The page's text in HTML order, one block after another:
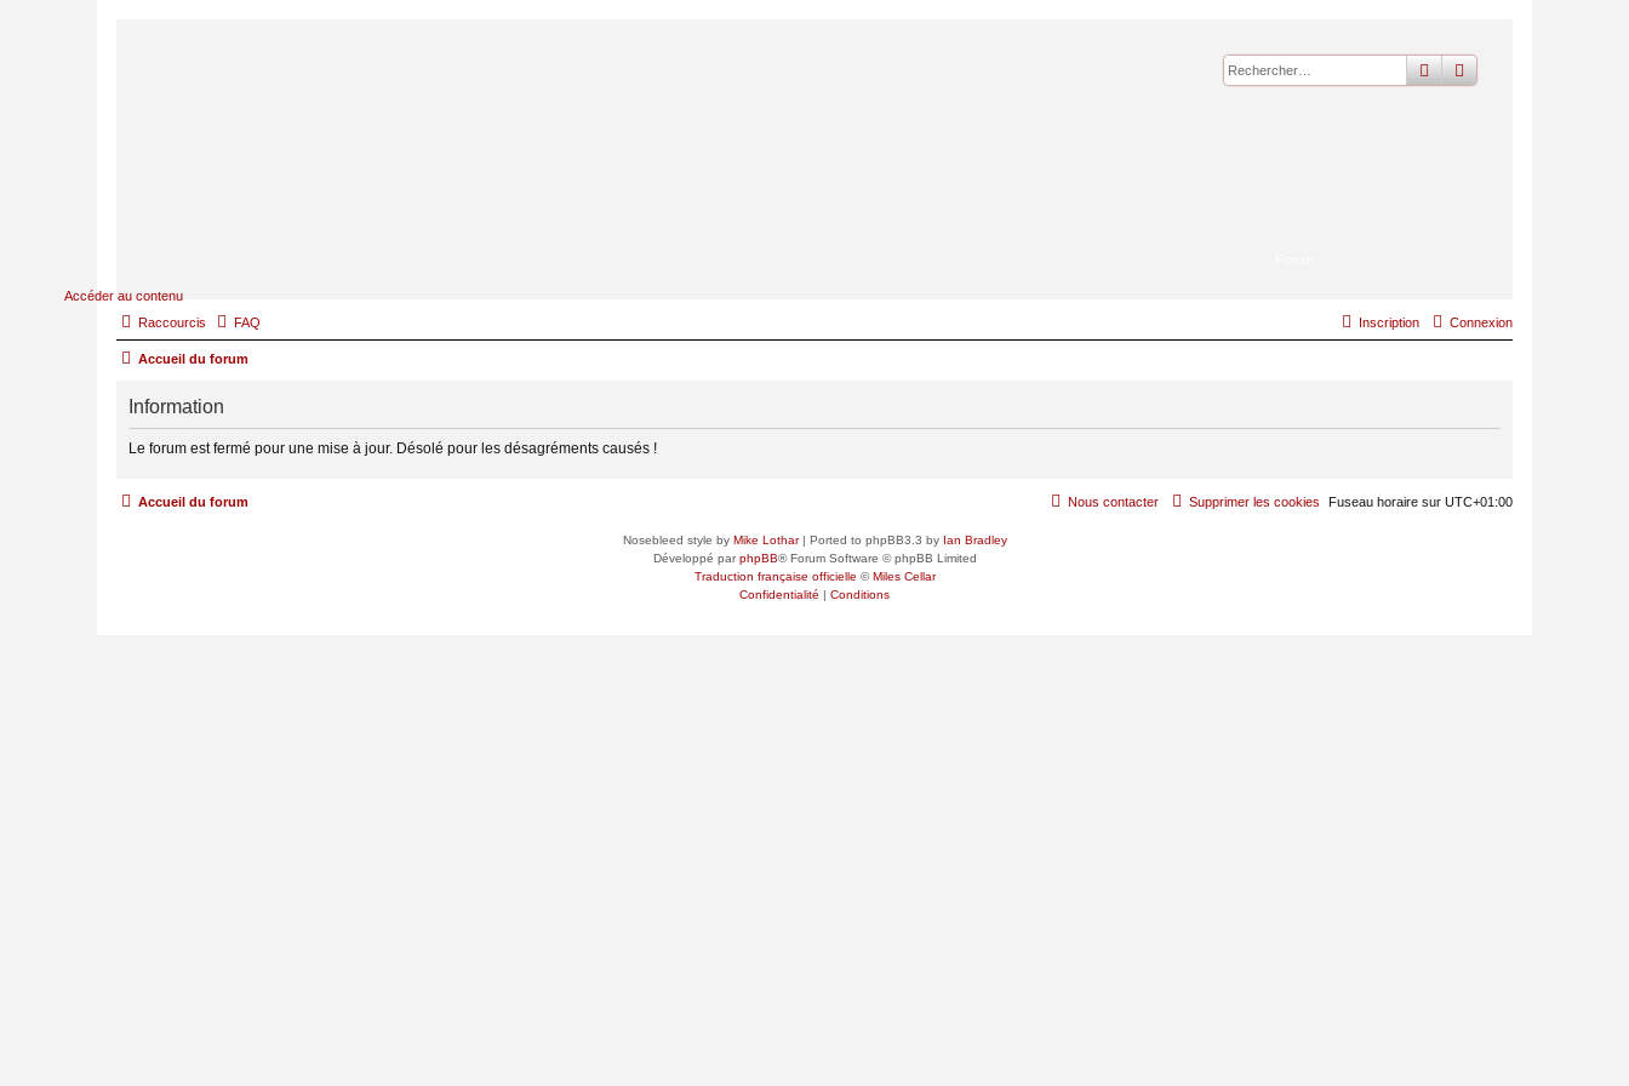
Accéder au contenu
rechercher
recherche
Raccourcis FAQ Connexion
Inscription
Accueil du forum
Information
Le forum est fermé pour une mise à jour. Désolé pour les désagréments causés !
Accueil du forum Fuseau horaire sur UTC+01:00
Supprimer les cookies
Nous contacter
Nosebleed style by Mike Lothar| Ported to phpBB3.3 by Ian Bradley
Développé parphpBB® Forum Software © phpBB Limited
Traduction française officielle ©Miles Cellar
Confidentialité | Conditions